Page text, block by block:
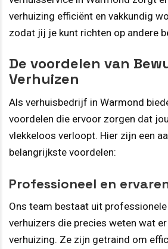
verhuizing efficiënt en vakkundig
zodat jij je kunt richten op andere
De voordelen van
Verhuizen
Als verhuisbedrijf in Warmond
voordelen die ervoor zorgen dat
vlekkeloos verloopt. Hier zijn een
belangrijkste voordelen:
Professioneel en
Ons team bestaat uit professionele
verhuizers die precies weten wat
verhuizing. Ze zijn getraind om